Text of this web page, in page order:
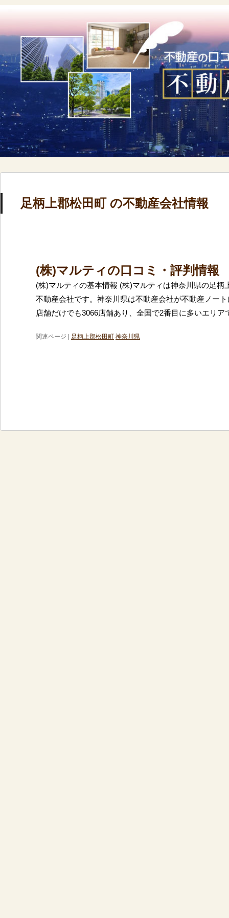
足柄上郡松田町 の不動産会社情報
(株)マルティの口コミ・評判情報
(株)マルティの基本情報 (株)マルティは神奈川県の足柄
不動産会社です。神奈川県は不動産会社が不動産ノー
店舗だけでも3066店舗あり、全国で2番目に多いエリア
関連ページ | 足柄上郡松田町 神奈川県